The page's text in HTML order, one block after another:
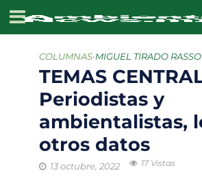
COLUMNAS•MIGUEL TIRADO RASSO
TEMAS
Periodistas y
ambientalistas,
otros datos
13 octubre, 2022 17 Vistas